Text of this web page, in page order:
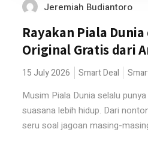
Jeremiah Budiantoro
Rayakan Piala
Original Gratis dari
15 July 2026 Smart Deal
Musim Piala Dunia selalu
suasana lebih hidup. Dari
seru soal jagoan masing-